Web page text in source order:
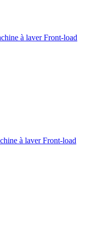
à laver Front-load
à laver Front-load